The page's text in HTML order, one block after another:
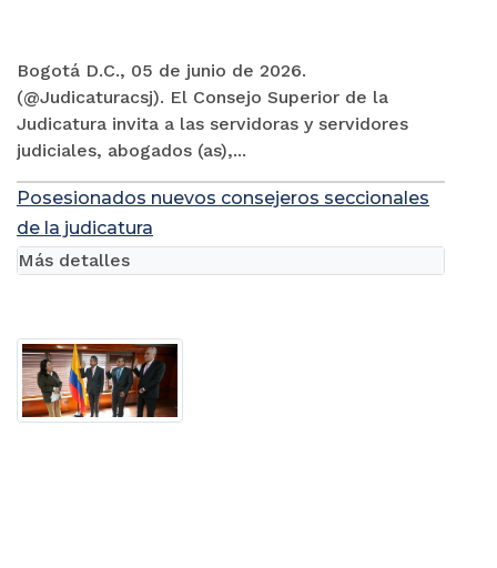
Bogotá D.C., 05 de junio de 2026.
(@Judicaturacsj). El Consejo Superior de la
Judicatura invita a las servidoras y servidores
judiciales, abogados (as),...
Posesionados nuevos consejeros seccionales
de la judicatura
Más detalles